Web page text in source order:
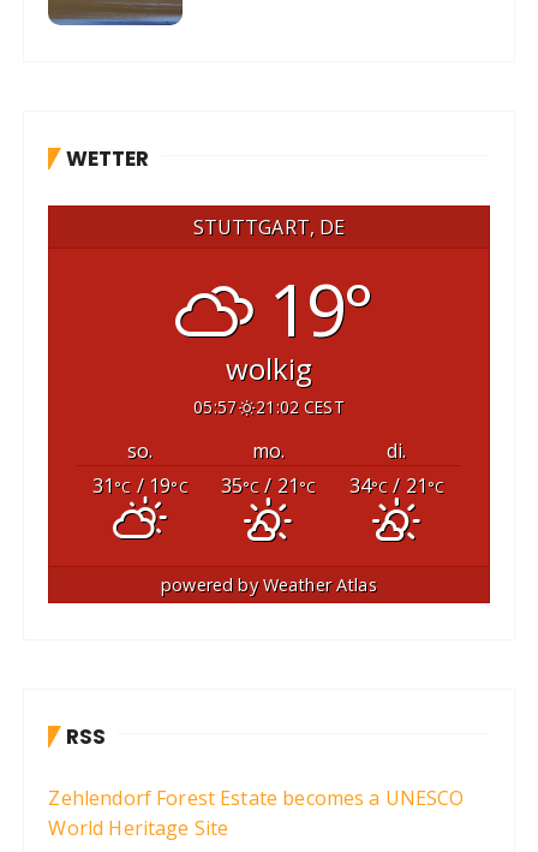
WETTER
STUTTGART, DE
19°
wolkig
05:57 21:02 CEST
so. mo.
di.
31°C / 19°C 35°C / 21°C 34°C / 21°C
powered byWeather Atlas
RSS
Zehlendorf Forest Estate becomes a UNESCO
World Heritage Site